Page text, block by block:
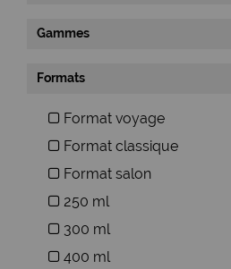
Gammes
Formats
Format voyage
Format classique
Format salon
250 ml
300 ml
400 ml